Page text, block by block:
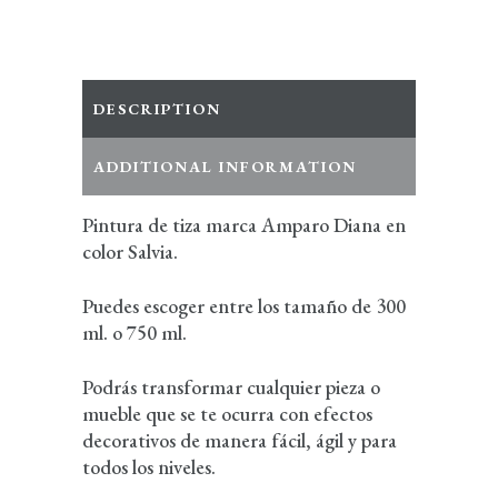
DESCRIPTION
ADDITIONAL INFORMATION
Pintura de tiza marca Amparo Diana en
color Salvia.
Puedes escoger entre los tamaño de 300
ml. o 750 ml.
Podrás transformar cualquier pieza o
mueble que se te ocurra con efectos
decorativos de manera fácil, ágil y para
todos los niveles.